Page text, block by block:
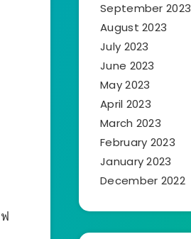
September 2023
August 2023
July 2023
June 2023
May 2023
April 2023
March 2023
February 2023
January 2023
December 2022